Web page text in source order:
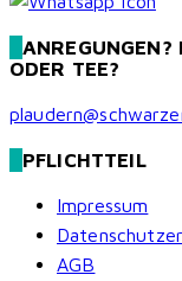
ANREGUNGEN?
ODER TEE?
PFLICHTTEIL
Impressum
AGB